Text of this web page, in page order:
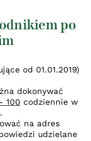
po
od 01.01.2019)
dokonywać
100 codziennie w
na adres
udzielane